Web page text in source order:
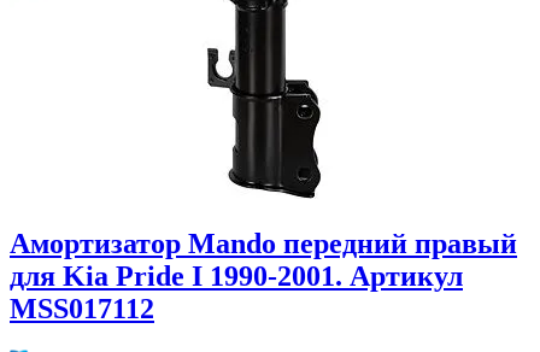
Амортизатор Mando передний правый
для Kia Pride I 1990-2001. Артикул
MSS017112